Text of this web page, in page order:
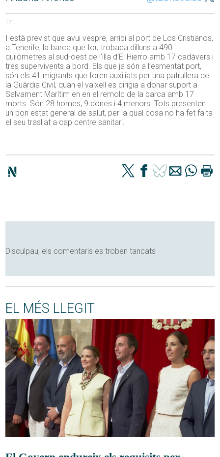
171
I està previst que avui vespre, arribi al port de Los Cristianos,
a Tenerife, la barca que fou trobada dilluns a 490
quilòmetres al sud-oest de l’illa d’El Hierro amb 17 cadàvers i
tres supervivents a bord. Els que ja són a l’esmentat port,
són els 41 migrants que foren auxiliats per una patrullera de
la Guàrdia Civil, quan el vaixell es dirigia a donar suport a
Salvament Marítim en en el remolc de la barca amb 17
morts. Són 28 homes, 9 dones i 4 menors. Tots presenten
un bon estat general de salut, per la qual cosa no ha fet falta
el seu trasllat a cap centre sanitari.
Disculpau, els comentaris es troben tancats
EL MÉS LLEGIT